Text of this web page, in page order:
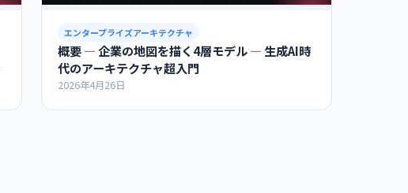
エンタープライズアーキテクチャ
概要 ― 企業の地図を描く4層モデル ― 生成AI時
代のアーキテクチャ超入門
2026年4月26日